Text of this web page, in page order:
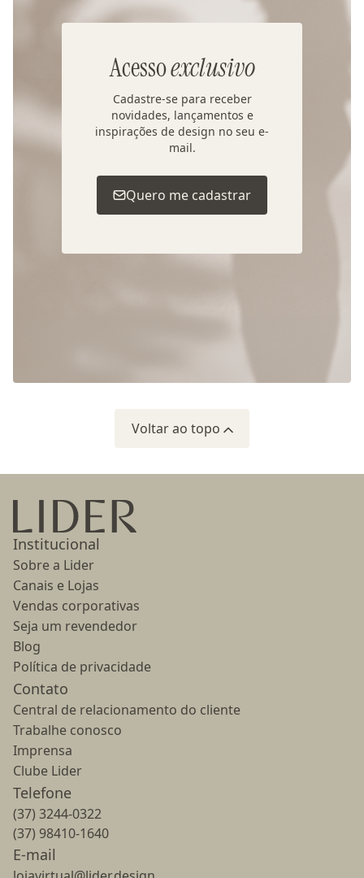
Acessoexclusivo
Cadastre-se para receber
novidades, lançamentos e
inspirações de design no seu e-
mail.
Quero me cadastrar
Voltar ao topo
Ir para a página inicial
Institucional
Sobre a Lider
Canais e Lojas
Vendas corporativas
Seja um revendedor
Blog
Política de privacidade
Contato
Central de relacionamento do cliente
Trabalhe conosco
Imprensa
Clube Lider
Telefone
(37) 3244-0322
(37) 98410-1640
E-mail